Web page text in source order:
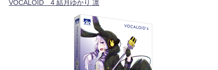
VOCALOID™4 結月ゆかり 凛